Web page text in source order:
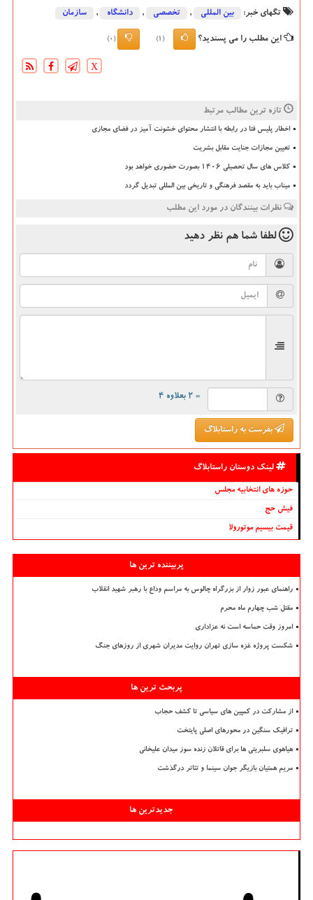
تگهای خبر: بین المللی , تخصصی , دانشگاه‌ , سازمان
این مطلب را می پسندید؟ (1)
(0)
X
تازه ترین مطالب مرتبط
اخطار پلیس فتا در رابطه با انتشار محتوای خشونت آمیز در فضای مجازی
تعیین مجازات جنایت مقابل بشریت
کلاس های سال تحصیلی ۱۴۰۶ بصورت حضوری خواهد بود
میناب باید به مقصد فرهنگی و تاریخی بین المللی تبدیل گردد
نظرات بینندگان در مورد این مطلب
لطفا شما هم نظر دهید
= ۲ بعلاوه ۴
بفرست به راستابلاگ
لینک دوستان راستابلاگ
حوزه های انتخابیه مجلس
فیش حج
قیمت بیسیم موتورولا
پربیننده ترین ها
راهنمای عبور زوار از بزرگراه چالوس به مراسم وداع با رهبر شهید انقلاب
مقتل شب چهارم ماه محرم
امروز وقت حماسه است نه عزاداری
شکست پروژه غزه سازی تهران روایت مدیران شهری از روزهای جنگ
پربحث ترین ها
از مشارکت در کمپین های سیاسی تا کشف حجاب
ترافیک سنگین در محورهای اصلی پایتخت
هیاهوی سلبریتی ها برای قاتلان زنده سوز میدان علیخانی
مریم همتیان بازیگر جوان سینما و تئاتر درگذشت
جدیدترین ها